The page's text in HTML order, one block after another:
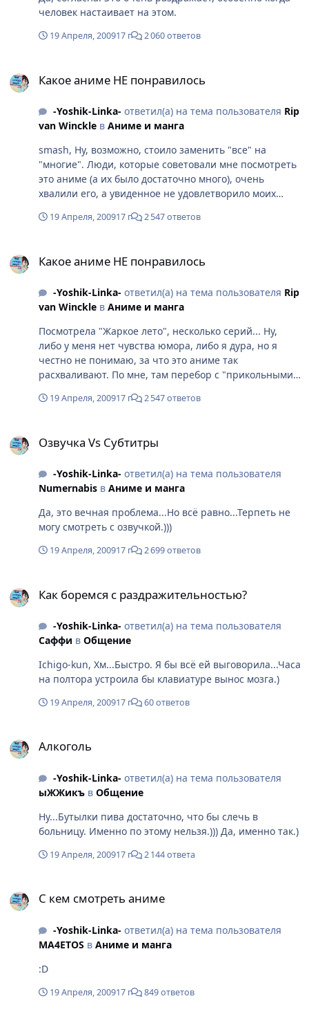
человек настаивает на этом.
19 Апреля, 200917 г 2 060 ответов
Какое аниме НЕ понравилось
-Yoshik-Linka-ответил(а) на тема пользователя Rip
van Winckle в Аниме и манга
smash, Ну, возможно, стоило заменить "все" на
"многие". Люди, которые советовали мне посмотреть
это аниме (а их было достаточно много), очень
хвалили его, а увиденное не удовлетворило моих
19 Апреля, 200917 г 2 547 ответов
Какое аниме НЕ понравилось
-Yoshik-Linka-ответил(а) на тема пользователя Rip
van Winckle в Аниме и манга
Посмотрела "Жаркое лето", несколько серий... Ну,
либо у меня нет чувства юмора, либо я дура, но я
честно не понимаю, за что это аниме так
расхваливают. По мне, там перебор с "прикольными"
вызывают мысли, что они умственно недоразвиты.
19 Апреля, 200917 г 2 547 ответов
Озвучка Vs Субтитры
-Yoshik-Linka-ответил(а) на тема пользователя
Numernabis в Аниме и манга
Да, это вечная проблема...Но всё равно...Терпеть не
могу смотреть с озвучкой.)))
19 Апреля, 200917 г 2 699 ответов
Как боремся с раздражительностью?
-Yoshik-Linka-ответил(а) на тема пользователя
Саффи в Общение
Ichigo-kun, Хм...Быстро. Я бы всё ей выговорила...Часа
на полтора устроила бы клавиатуре вынос мозга.)
19 Апреля, 200917 г 60 ответов
Алкоголь
-Yoshik-Linka-ответил(а) на тема пользователя
ыЖЖикъ в Общение
Ну...Бутылки пива достаточно, что бы слечь в
больницу. Именно по этому нельзя.))) Да, именно так.)
19 Апреля, 200917 г 2 144 ответа
С кем смотреть аниме
-Yoshik-Linka-ответил(а) на тема пользователя
MA4ETOS в Аниме и манга
:D
19 Апреля, 200917 г 849 ответов